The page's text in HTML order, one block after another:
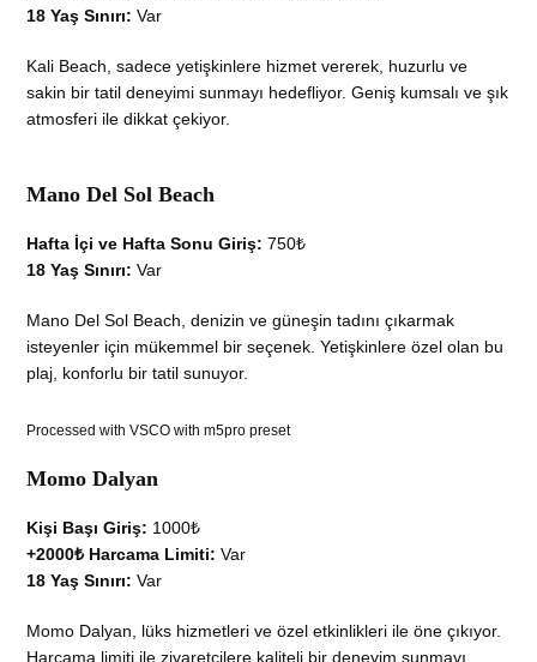
18 Yaş Sınırı: Var
Kali Beach, sadece yetişkinlere hizmet vererek, huzurlu ve
sakin bir tatil deneyimi sunmayı hedefliyor. Geniş kumsalı ve şık
atmosferi ile dikkat çekiyor.
Mano Del Sol Beach
Hafta İçi ve Hafta Sonu Giriş: 750₺
18 Yaş Sınırı: Var
Mano Del Sol Beach, denizin ve güneşin tadını çıkarmak
isteyenler için mükemmel bir seçenek. Yetişkinlere özel olan bu
plaj, konforlu bir tatil sunuyor.
Processed with VSCO with m5pro preset
Momo Dalyan
Kişi Başı Giriş: 1000₺
+2000₺ Harcama Limiti: Var
18 Yaş Sınırı: Var
Momo Dalyan, lüks hizmetleri ve özel etkinlikleri ile öne çıkıyor.
Harcama limiti ile ziyaretçilere kaliteli bir deneyim sunmayı